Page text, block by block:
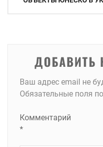
ДОБАВИТЬ
Ваш адрес email не
Обязательные поля
Комментарий
*